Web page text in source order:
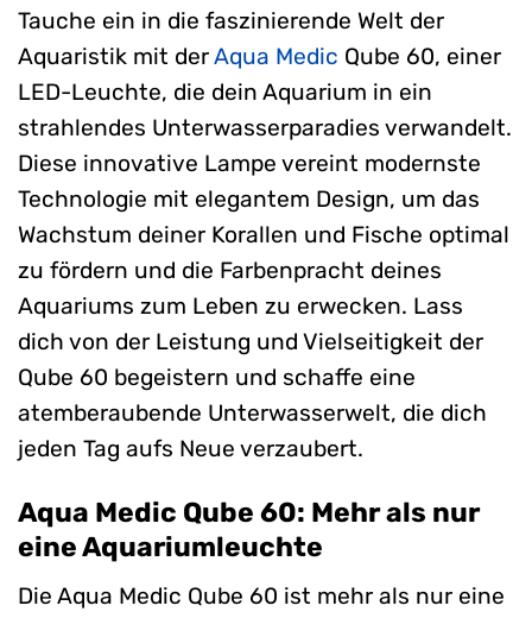
Tauche ein in die faszinierende Welt der
Aquaristik mit derAqua Medic Qube 60, einer
LED-Leuchte, die dein Aquarium in ein
strahlendes Unterwasserparadies verwandelt.
Diese innovative Lampe vereint modernste
Technologie mit elegantem Design, um das
Wachstum deiner Korallen und Fische optimal
zu fördern und die Farbenpracht deines
Aquariums zum Leben zu erwecken. Lass
dich von der Leistung und Vielseitigkeit der
Qube 60 begeistern und schaffe eine
atemberaubende Unterwasserwelt, die dich
jeden Tag aufs Neue verzaubert.
Aqua Medic Qube 60: Mehr als nur
eine Aquariumleuchte
Die Aqua Medic Qube 60 ist mehr als nur eine